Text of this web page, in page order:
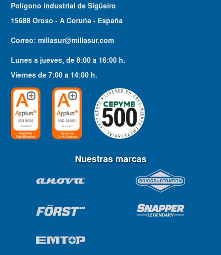
Polígono industrial de Sigüeiro
15688 Oroso - A Coruña - España
Correo:millasur@millasur.com
Lunes a jueves, de8:00 a 16:00 h.
Viernes de7:00 a 14:00 h.
Nuestras marcas